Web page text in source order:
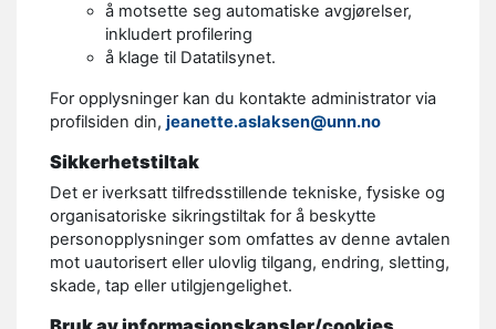
å motsette seg automatiske avgjørelser,
inkludert profilering
å klage til Datatilsynet.
For opplysninger kan du kontakte administrator via
profilsiden din, jeanette.aslaksen@unn.no
Sikkerhetstiltak
Det er iverksatt tilfredsstillende tekniske, fysiske og
organisatoriske sikringstiltak for å beskytte
personopplysninger som omfattes av denne avtalen
mot uautorisert eller ulovlig tilgang, endring, sletting,
skade, tap eller utilgjengelighet.